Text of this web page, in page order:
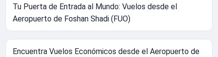
Tu Puerta de Entrada al Mundo: Vuelos desde el
Aeropuerto de Foshan Shadi (FUO)
Encuentra Vuelos Económicos desde el Aeropuerto de